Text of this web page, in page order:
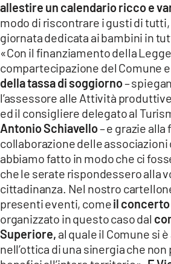
LACAPITALENEWS.IT
App
ANDROID
APPLE
allestire un calendario ricco e
modo di riscontrare i gusti di
giornata dedicata ai bambini in
«Con il finanziamento della
compartecipazione del Comune
della tassa di soggiorno–
l’assessore alle Attività produttive
ed il consigliere delegato al
Antonio Schiavello– e grazie
collaborazione delle
abbiamo fatto in modo che ci
che le serate rispondessero alla
cittadinanza. Nel nostro
presenti eventi, comeil concerto
organizzato in questo caso dal
Superiore, al quale il Comune si
nell’ottica di una sinergia che